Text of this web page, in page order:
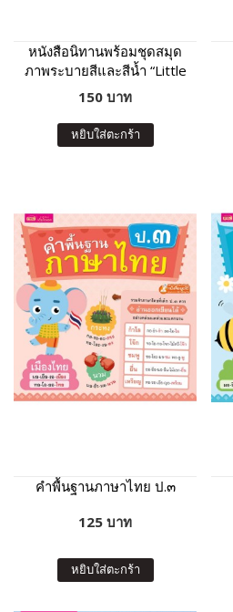
หนังสือนิทานพร้อมชุดสมุด
ภาพระบายสีและสีน้ำ “Little
Artist : Animals” ปกฟ้า
150 บาท
หยิบใส่ตะกร้า
คำพื้นฐานภาษาไทย ป.๓
125 บาท
หยิบใส่ตะกร้า